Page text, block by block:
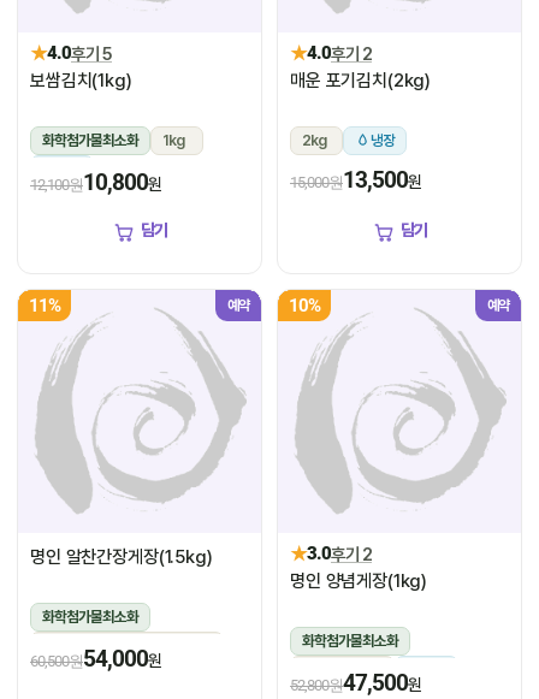
★4.0후기 5
보쌈김치(1kg)
화학첨가물최소화
1kg
12,100원10,800원
담기
★4.0후기 2
매운 포기김치(2kg)
2kg 냉장
15,000원13,500원
담기
11% 예약
명인 알찬간장게장(1.5kg)
화학첨가물최소화
1.5kg(꽃게450g,장물1,050g)
냉장
60,500원54,000원
10% 예약
★3.0후기 2
명인 양념게장(1kg)
화학첨가물최소화
1kg(5미~6미)
52,800원47,500원